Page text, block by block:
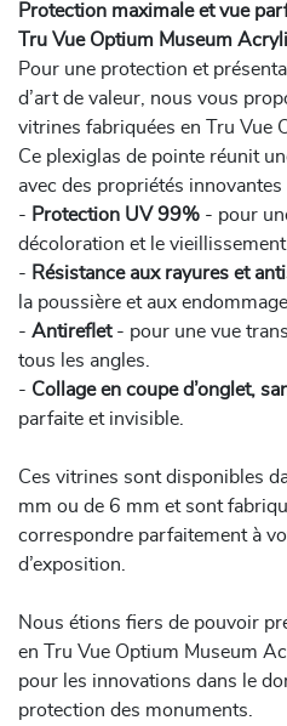
Protection maximale et vue
Tru Vue Optium Museum
Pour une protection et
d’art de valeur, nous vous
vitrines fabriquées en Tru Vue
Ce plexiglas de pointe réunit
avec des propriétés innovantes
- Protection UV 99% - pour
décoloration et le
- Résistance aux rayures et
la poussière et aux
- Antireflet- pour une vue
tous les angles.
- Collage en coupe d’onglet,
parfaite et invisible.
Ces vitrines sont disponibles
mm ou de 6 mm et sont
correspondre parfaitement à
d’exposition.
Nous étions fiers de pouvoir
en Tru Vue Optium Museum
pour les innovations dans le
protection des monuments.